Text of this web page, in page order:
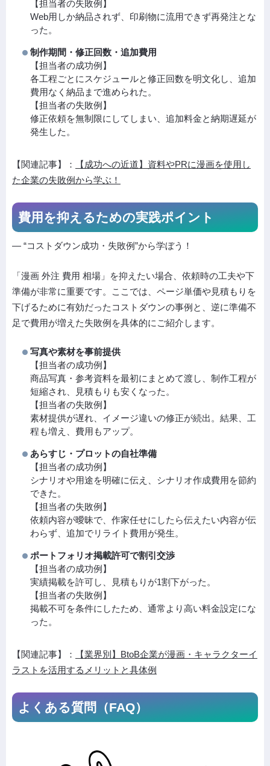
【担当者の失敗例】
Web用しか納品されず、印刷物に流用できず再発注とな
った。
制作期間・修正回数・追加費用
【担当者の成功例】
各工程ごとにスケジュールと修正回数を明文化し、追加
費用なく納品まで進められた。
【担当者の失敗例】
修正依頼を無制限にしてしまい、追加料金と納期遅延が
発生した。
【関連記事】：
【成功への近道】資料やPRに漫画を使用し
た企業の失敗例から学ぶ！
費用を抑えるための実践ポイント
― “コストダウン成功・失敗例”から学ぼう！
「漫画 外注 費用 相場」を抑えたい場合、依頼時の工夫や下
準備が非常に重要です。ここでは、ページ単価や見積もりを
下げるために有効だったコストダウンの事例と、逆に準備不
足で費用が増えた失敗例を具体的にご紹介します。
写真や素材を事前提供
【担当者の成功例】
商品写真・参考資料を最初にまとめて渡し、制作工程が
短縮され、見積もりも安くなった。
【担当者の失敗例】
素材提供が遅れ、イメージ違いの修正が続出。結果、工
程も増え、費用もアップ。
あらすじ・プロットの自社準備
【担当者の成功例】
シナリオや用途を明確に伝え、シナリオ作成費用を節約
できた。
【担当者の失敗例】
依頼内容が曖昧で、作家任せにしたら伝えたい内容が伝
わらず、追加でリライト費用が発生。
ポートフォリオ掲載許可で割引交渉
【担当者の成功例】
実績掲載を許可し、見積もりが1割下がった。
【担当者の失敗例】
掲載不可を条件にしたため、通常より高い料金設定にな
った。
【関連記事】：
【業界別】BtoB企業が漫画・キャラクターイ
ラストを活用するメリットと具体例
よくある質問（FAQ）